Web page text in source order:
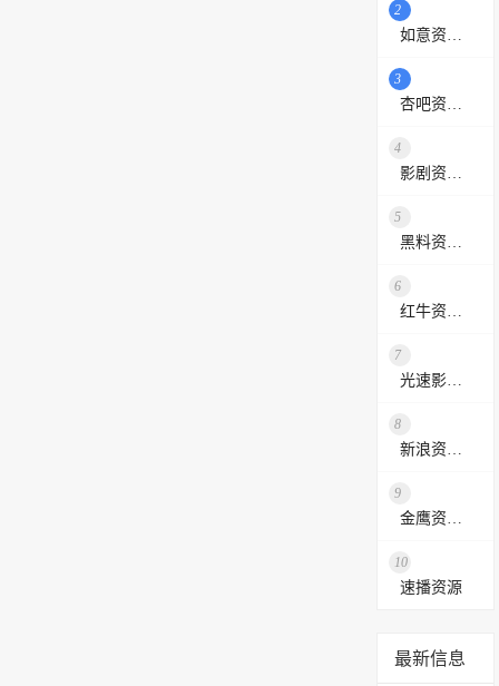
2
3
4
5
6
7
8
9
10
速播资源
最新信息